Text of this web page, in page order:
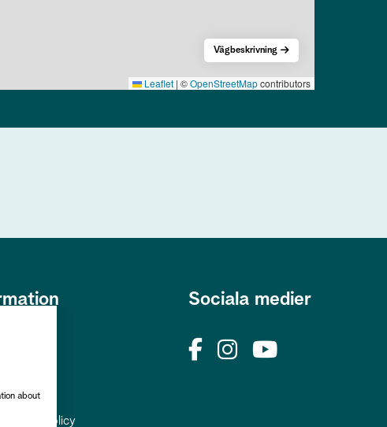
Leaflet | ©OpenStreetMapcontributors
Vägbeskrivning
Sociala medier
about